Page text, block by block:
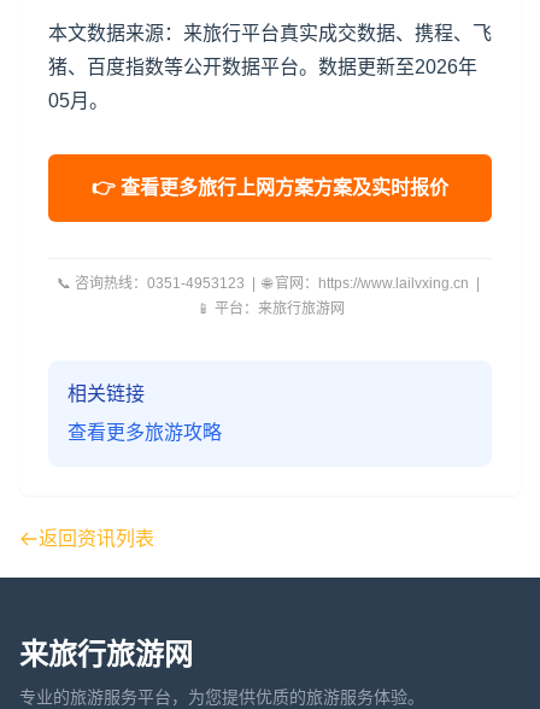
本文数据来源：来旅行平台真实成交数据、携程、飞
猪、百度指数等公开数据平台。数据更新至2026年
05月。
👉 查看更多旅行上网方案方案及实时报价
📞 咨询热线：0351-4953123 | 🌐 官网：https://www.lailvxing.cn |
📱 平台：来旅行旅游网
相关链接
查看更多旅游攻略
返回资讯列表
来旅行旅游网
专业的旅游服务平台，为您提供优质的旅游服务体验。